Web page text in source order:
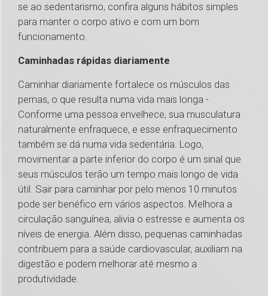
se ao sedentarismo, confira alguns hábitos simples
para manter o corpo ativo e com um bom
funcionamento.
Caminhadas rápidas diariamente
Caminhar diariamente fortalece os músculos das
pernas, o que resulta numa vida mais longa -
Conforme uma pessoa envelhece, sua musculatura
naturalmente enfraquece, e esse enfraquecimento
também se dá numa vida sedentária. Logo,
movimentar a parte inferior do corpo é um sinal que
seus músculos terão um tempo mais longo de vida
útil. Sair para caminhar por pelo menos 10 minutos
pode ser benéfico em vários aspectos. Melhora a
circulação sanguínea, alivia o estresse e aumenta os
níveis de energia. Além disso, pequenas caminhadas
contribuem para a saúde cardiovascular, auxiliam na
digestão e podem melhorar até mesmo a
produtividade.